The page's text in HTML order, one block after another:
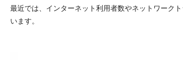
最近では、インターネット利用者数やネットワーク
います。